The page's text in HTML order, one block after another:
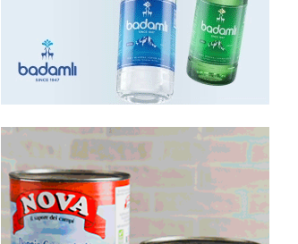
Albaniya klubuna keçən Kamil
“Liverpul”da oynamaq istəyir
07.08.2026 263
HADISƏ
Tovuzda qadın qətlə yetirildi – Şübhəli
qardaşı oğludur
07.08.2026- 16:00 247
GÜNDƏM